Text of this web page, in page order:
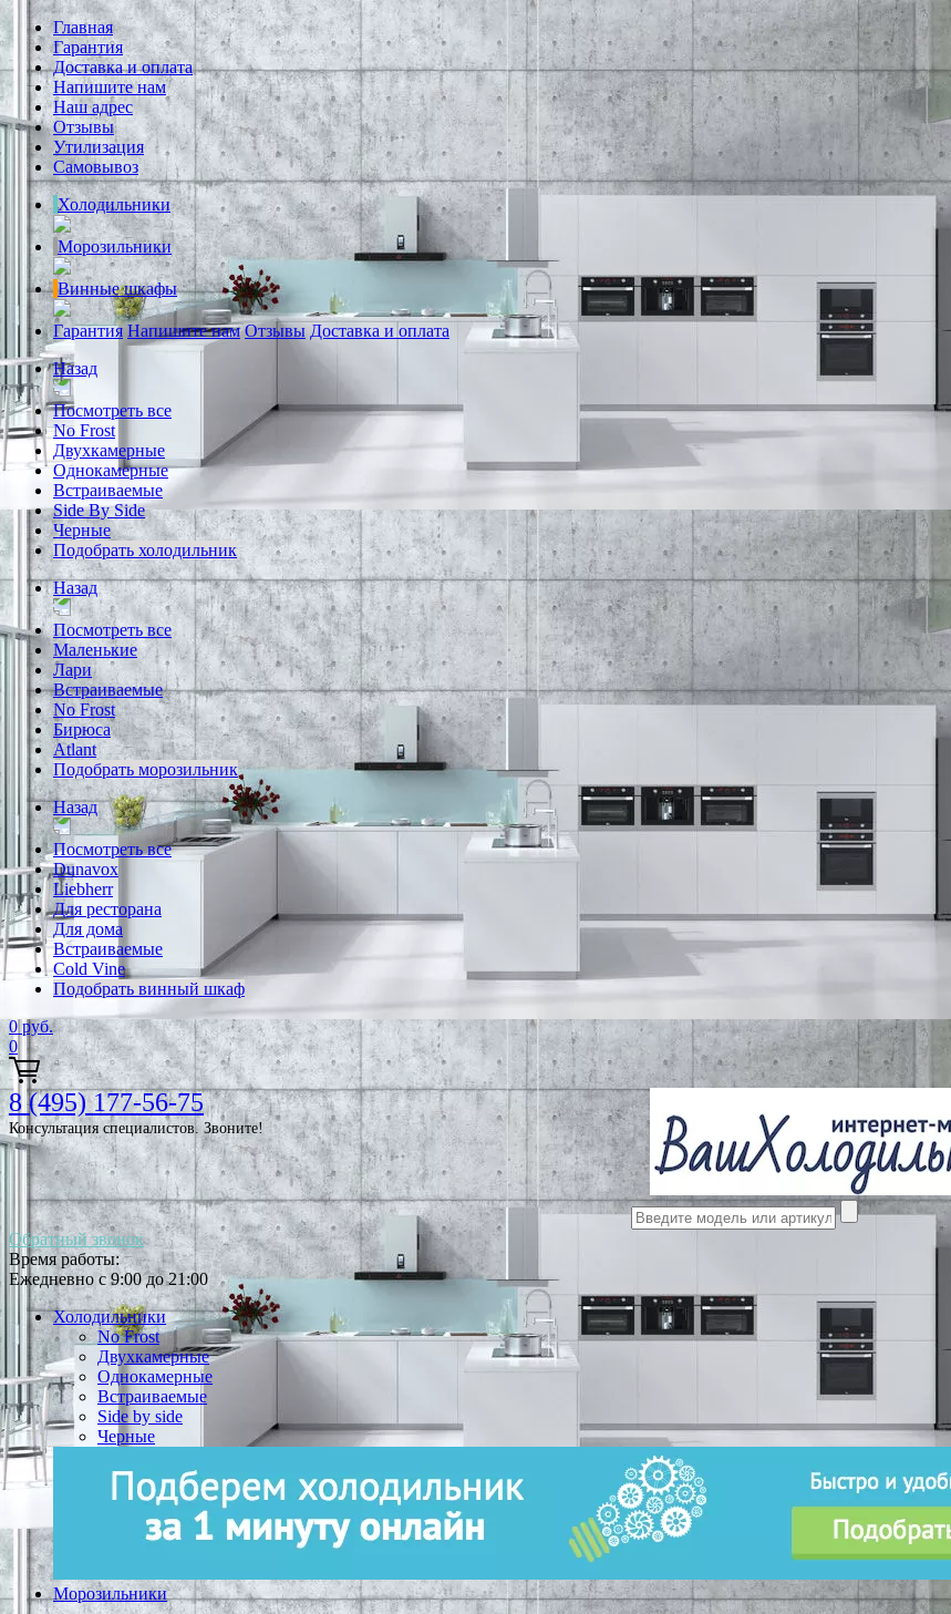
Главная
Гарантия
Доставка и оплата
Напишите нам
Наш адрес
Отзывы
Утилизация
Самовывоз
Холодильники
Морозильники
Винные шкафы
Гарантия Напишите нам Отзывы Доставка и оплата
Назад
Посмотреть все
No Frost
Двухкамерные
Однокамерные
Встраиваемые
Side By Side
Черные
Подобрать холодильник
Назад
Посмотреть все
Маленькие
Лари
Встраиваемые
No Frost
Бирюса
Atlant
Подобрать морозильник
Назад
Посмотреть все
Dunavox
Liebherr
Для ресторана
Для дома
Встраиваемые
Cold Vine
Подобрать винный шкаф
0 руб.
0
8 (495) 177-56-75
Консультация специалистов. Звоните!
Обратный звонок
Время работы:
Ежедневно с 9:00 до 21:00
Холодильники
No Frost
Двухкамерные
Однокамерные
Встраиваемые
Side by side
Черные
Морозильники